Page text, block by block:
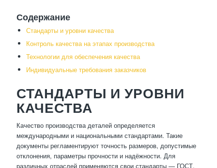
Содержание
Стандарты и уровни качества
Контроль качества на этапах производства
Технологии для обеспечения качества
Индивидуальные требования заказчиков
СТАНДАРТЫ И УРОВНИ
КАЧЕСТВА
Качество производства деталей определяется
международными и национальными стандартами. Такие
документы регламентируют точность размеров, допустимые
отклонения, параметры прочности и надёжности. Для
различных отраслей применяются свои стандарты — ГОСТ,